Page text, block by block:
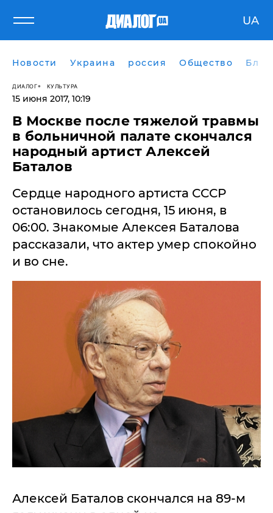
UA
Новости Украина россия Общество
ДИАЛОГ КУЛЬТУРА
15 июня 2017, 10:19
В Москве после тяжелой травмы
в больничной палате скончался
народный артист Алексей
Баталов
Сердце народного артиста СССР
остановилось сегодня, 15 июня, в
06:00. Знакомые Алексея Баталова
рассказали, что актер умер спокойно
и во сне.
Алексей Баталов скончался на 89-м